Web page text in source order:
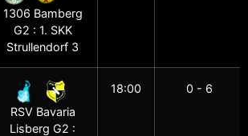
1306 Bamberg
G2 : 1. SKK
Strullendorf 3
RSV Bavaria
Lisberg G2 :
18:00 0 - 6